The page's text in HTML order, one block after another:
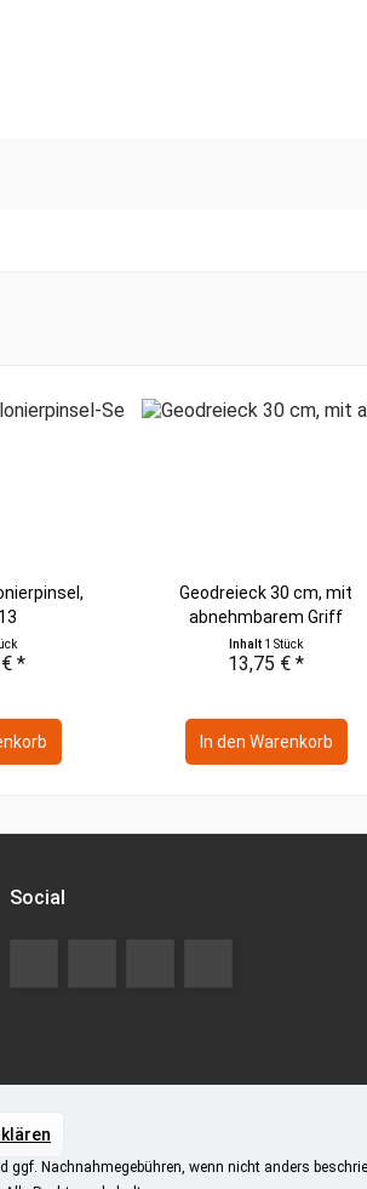
*
Geodreieck 30 cm, mit
abnehmbarem Griff
Inhalt 1 Stück
13,75 € *
In den Warenkorb
Social
ggf. Nachnahmegebühren, wenn nicht anders